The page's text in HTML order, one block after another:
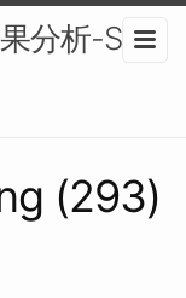
分析-SEO
(293)